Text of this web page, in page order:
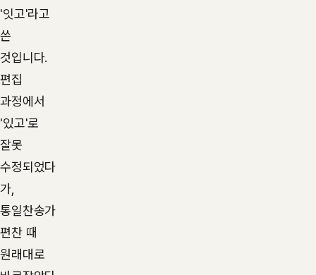
'잇고'라고
쓴
것입니다.
편집
과정에서
'있고'로
잘못
수정되었다
가,
통일찬송가
편찬 때
원래대로